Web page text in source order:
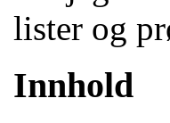
lister og
Innhold